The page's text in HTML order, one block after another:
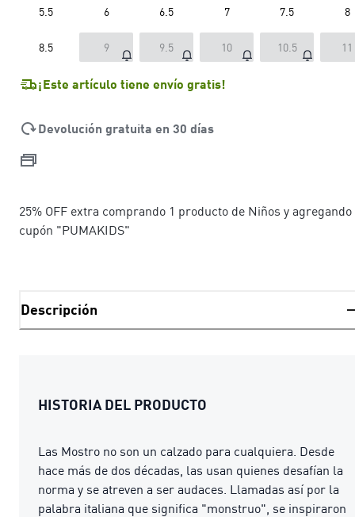
5.5 6 6.5 7 7.5 8
8.5 9 9.5 10 10.5 11
¡Este artículo tiene envío gratis!
Devolución gratuita en 30 días
25% OFF extra comprando 1 producto de Niños y
cupón "PUMAKIDS"
Descripción
HISTORIA DEL PRODUCTO
Las Mostro no son un calzado para cualquiera. Desde
hace más de dos décadas, las usan quienes desafían la
norma y se atreven a ser audaces. Llamadas así por la
palabra italiana que significa "monstruo", se inspiraron